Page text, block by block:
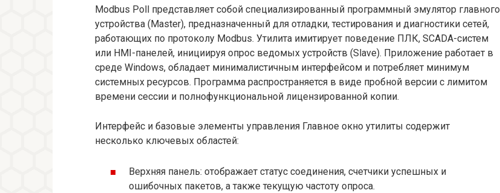
Modbus Poll представляет собой специализированный программный эмулятор главного
устройства (Master), предназначенный для отладки, тестирования и диагностики сетей,
работающих по протоколу Modbus. Утилита имитирует поведение ПЛК, SCADA-систем
или HMI-панелей, инициируя опрос ведомых устройств (Slave). Приложение работает в
среде Windows, обладает минималистичным интерфейсом и потребляет минимум
системных ресурсов. Программа распространяется в виде пробной версии с лимитом
времени сессии и полнофункциональной лицензированной копии.
Интерфейс и базовые элементы управления Главное окно утилиты содержит
несколько ключевых областей:
Верхняя панель: отображает статус соединения, счетчики успешных и
ошибочных пакетов, а также текущую частоту опроса.